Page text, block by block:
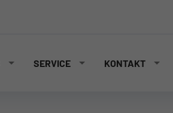
SERVICE KONTAKT